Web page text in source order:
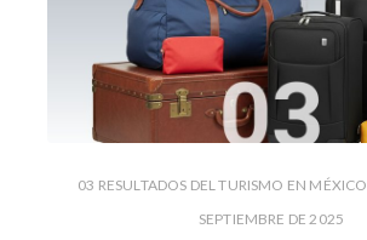
03 RESULTADOS DEL TURISMO EN MÉXICO
SEPTIEMBRE DE 2025